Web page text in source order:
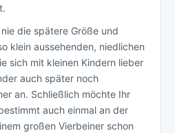
die spätere Größe und
klein aussehenden, niedlichen
sich mit kleinen Kindern lieber
auch später noch
an. Schließlich möchte Ihr
auch einmal an der
großen Vierbeiner schon